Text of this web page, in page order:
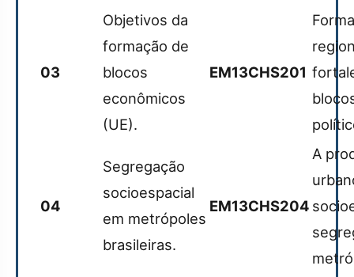
03
Objetivos da
formação de
blocos
econômicos
(UE).
EM13CHS201
04
Segregação
socioespacial
em metrópoles
brasileiras.
EM13CHS204
A